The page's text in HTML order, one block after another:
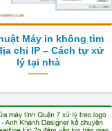
Máy in không tìm
chỉ IP – Cách tự xử
lý tại nhà